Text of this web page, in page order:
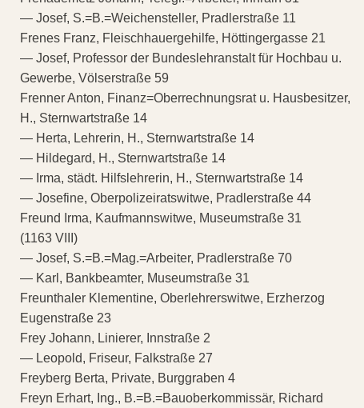
— Josef, S.=B.=Weichensteller, Pradlerstraße 11
Frenes Franz, Fleischhauergehilfe, Höttingergasse 21
— Josef, Professor der Bundeslehranstalt für Hochbau u.
Gewerbe, Völserstraße 59
Frenner Anton, Finanz=Oberrechnungsrat u. Hausbesitzer,
H., Sternwartstraße 14
— Herta, Lehrerin, H., Sternwartstraße 14
— Hildegard, H., Sternwartstraße 14
— Irma, städt. Hilfslehrerin, H., Sternwartstraße 14
— Josefine, Oberpolizeiratswitwe, Pradlerstraße 44
Freund Irma, Kaufmannswitwe, Museumstraße 31
(1163 VIII)
— Josef, S.=B.=Mag.=Arbeiter, Pradlerstraße 70
— Karl, Bankbeamter, Museumstraße 31
Freunthaler Klementine, Oberlehrerswitwe, Erzherzog
Eugenstraße 23
Frey Johann, Linierer, Innstraße 2
— Leopold, Friseur, Falkstraße 27
Freyberg Berta, Private, Burggraben 4
Freyn Erhart, Ing., B.=B.=Bauoberkommissär, Richard